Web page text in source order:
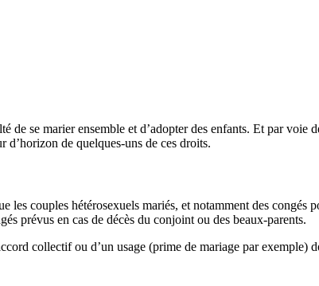
se marier ensemble et d’adopter des enfants. Et par voie
de quelques-uns de ces droits.
couples hétérosexuels mariés, et notamment des congés
prévus en cas de décès du conjoint ou des beaux-parents.
collectif ou d’un usage (prime de mariage par exemple)